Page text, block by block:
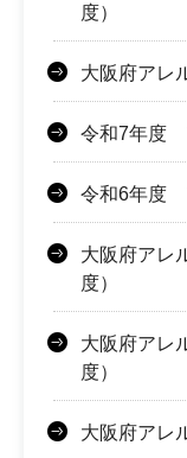
度）
大阪府アレ
令和7年度
令和6年度
大阪府アレ
度）
大阪府アレ
度）
大阪府アレ